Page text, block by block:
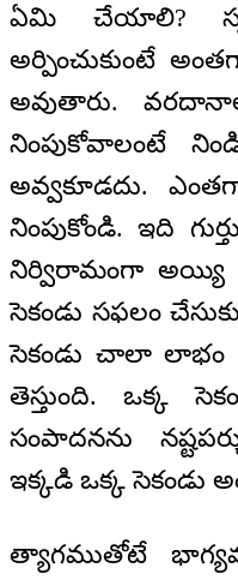
ఏమి చేయాలి?
అర్పించుకుంటే
అవుతారు.
నింపుకోవాలంటే
అవ్వకూడదు.
నింపుకోండి. ఇది
నిర్విరామంగా అయ్యి
సెకండు సఫలం
సెకండు చాలా
తెస్తుంది. ఒక్క
సంపాదనను
ఇక్కడి ఒక్క సెకండు
త్యాగముతోటే